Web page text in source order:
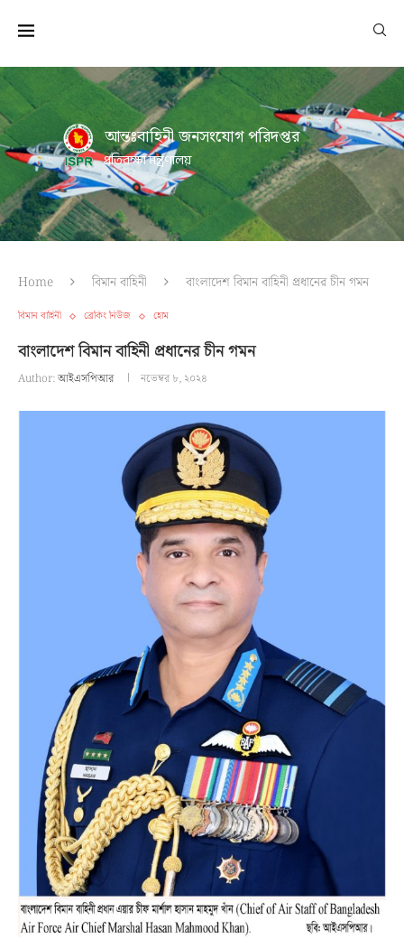
আন্তঃবাহিনী জনসংযোগ পরিদপ্তর
প্রতিরক্ষা মন্ত্রণালয়
Home বিমান বাহিনী বাংলাদেশ বিমান বাহিনী প্রধানের চীন গমন
বিমান বাহিনী ব্রেকিং নিউজ হোম
বাংলাদেশ বিমান বাহিনী প্রধানের চীন গমন
Author:আইএসপিআর নভেম্বর ৮, ২০২৪